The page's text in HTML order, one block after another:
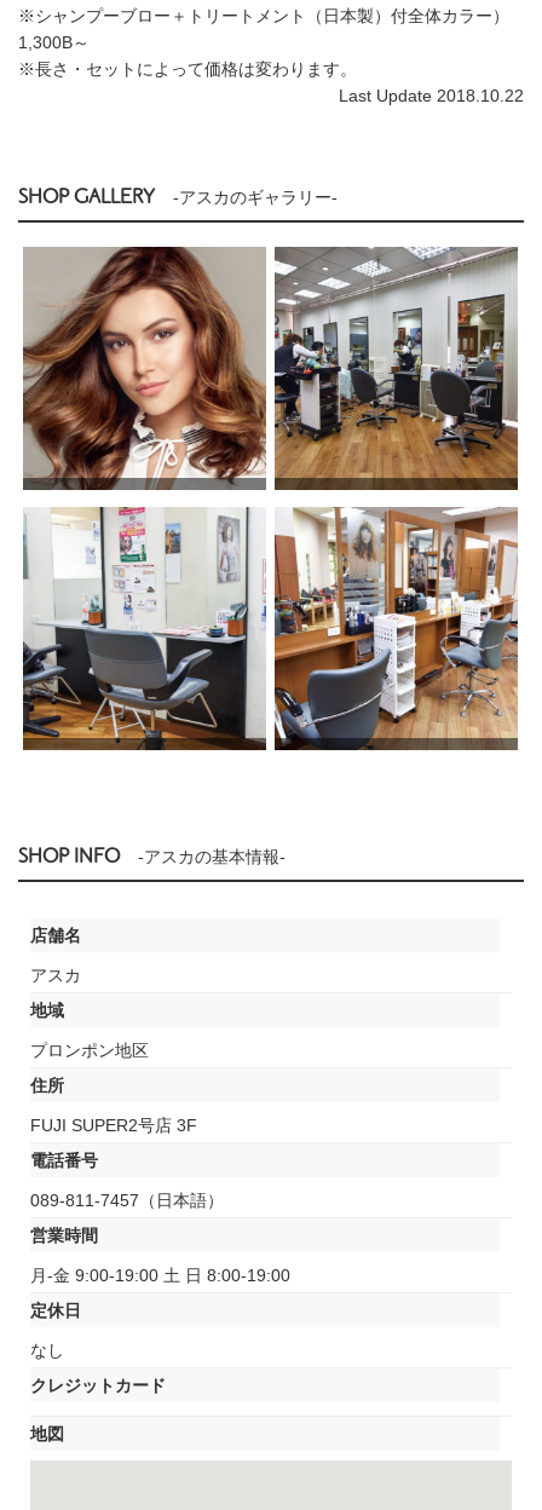
※シャンプーブロー＋トリートメント（日本製）付全体カラー）
1,300B～
※長さ・セットによって価格は変わります。
Last Update 2018.10.22
SHOP GALLERY -アスカのギャラリー-
SHOP INFO -アスカの基本情報-
店舗名
アスカ
地域
プロンポン地区
住所
FUJI SUPER2号店 3F
電話番号
089-811-7457（日本語）
営業時間
月-金 9:00-19:00 土 日 8:00-19:00
定休日
なし
クレジットカード
地図